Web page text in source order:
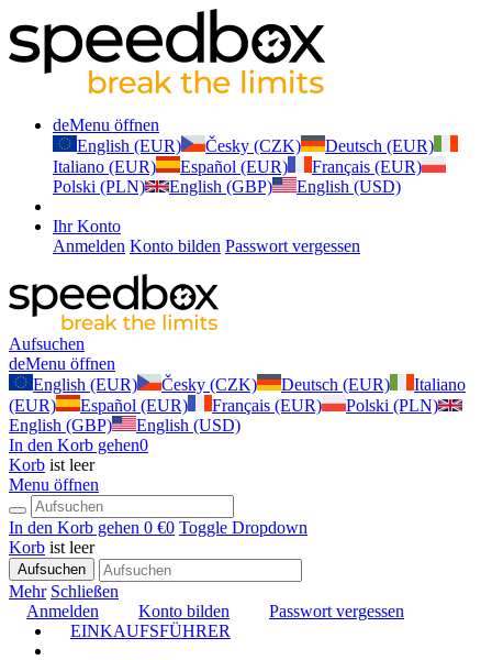
deMenu öffnen
English (EUR)
Česky (CZK)
Deutsch (EUR)
Italiano (EUR)
Español (EUR)
Français (EUR)
Polski (PLN)
English (GBP) English (USD)
Ihr Konto
Anmelden Konto bilden Passwort vergessen
Aufsuchen
deMenu öffnen
English (EUR)
Česky (CZK) Deutsch (EUR)
Italiano
(EUR)
Español (EUR) Français (EUR)
Polski (PLN)
English (GBP)
English (USD)
In den Korb gehen0
Korb ist leer
Menu öffnen
In den Korb gehen 0 €0 Toggle Dropdown
Korb ist leer
Aufsuchen
Mehr Schließen
Anmelden
Konto bilden
Passwort vergessen
EINKAUFSFÜHRER